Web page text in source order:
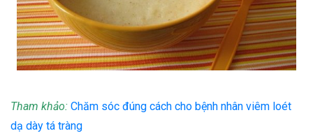
Tham khảo: Chăm sóc đúng cách cho bệnh nhân viêm loét
dạ dày tá tràng